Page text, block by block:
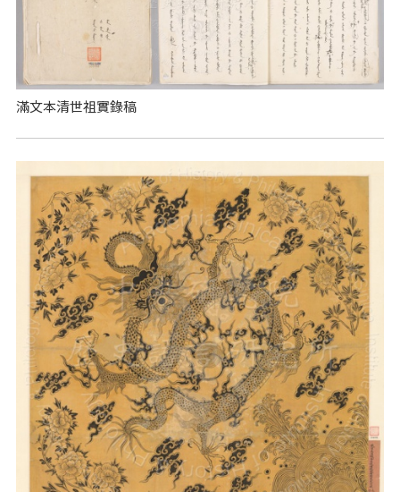
滿文本清世祖實錄稿